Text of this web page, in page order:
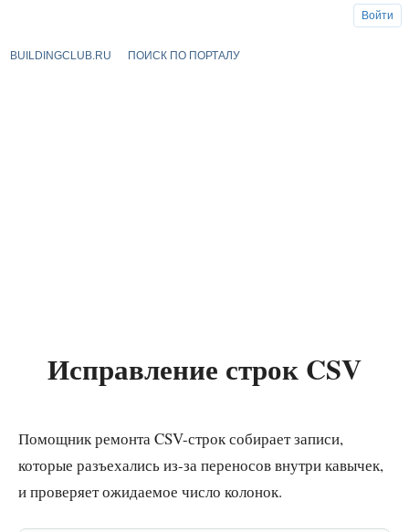
BUILDINGCLUB.RU ПОИСК ПО ПОРТАЛУ
Исправление строк CSV
Помощник ремонта CSV-строк собирает записи,
которые разъехались из-за переносов внутри кавычек,
и проверяет ожидаемое число колонок.
Войти